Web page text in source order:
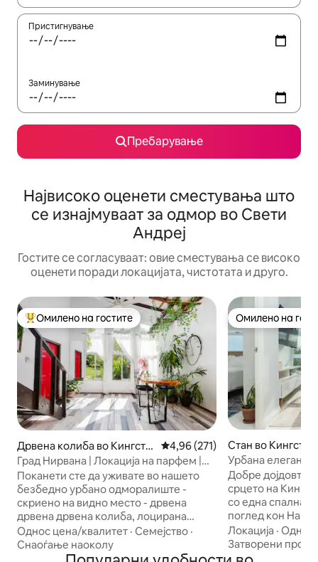
Пристигнување
Заминување
Пребарување
Највисоко оценети сместувања што
се изнајмуваат за одмор во Свети
Андреј
Гостите се согласуваат: овие сместувања се високо
оценети поради локацијата, чистотата и друго.
Меѓу најуспешните „Омилени на гостите“
Омилено на гостите
Дрвена колиба во Кингсто
н
Просечна оцена: 4,96 од 5,
4,96 (271)
Град Нирвана | Локација на парфем |
Опуштете се и уживајте
Поканети сте да уживате во нашето
безбедно урбано одморалиште -
скриено на видно место - дрвена
дрвена дрвена колиба, лоцирана
веднаш до градската колиба во
живописната област Лигуанеа.
Поврзете се повторно со природата,
Однос цена/квалитет · Семејство ·
Снаоѓање наоколу
Омилено на
Омилено на
Стан во Кингстон
Урбана
Кингстон
Добре дојдовте
срцето на
со една спална
поглед кон
внимателно
ги комбинира
елеганција. Совршено за деловни
Локација ·Однос
Затворени